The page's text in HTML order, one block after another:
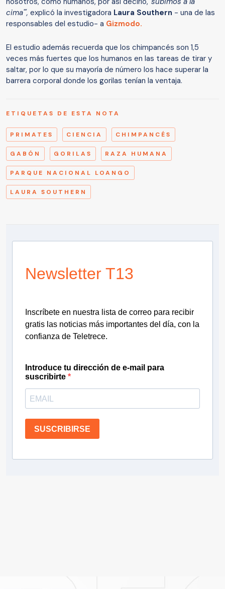
cima'", explicó la investigadora Laura Southern - una de las
responsables del estudio- a Gizmodo.
El estudio además recuerda que los chimpancés son 1,5
veces más fuertes que los humanos en las tareas de tirar y
saltar, por lo que su mayoría de número los hace superar la
barrera corporal donde los gorilas tenían la ventaja.
ETIQUETAS DE ESTA NOTA
PRIMATES CIENCIA CHIMPANCÉS
GABÓN GORILAS RAZA HUMANA
PARQUE NACIONAL LOANGO
LAURA SOUTHERN
Newsletter T13
Inscríbete en nuestra lista de correo para recibir
gratis las noticias más importantes del día, con la
confianza de Teletrece.
Introduce tu dirección de e-mail para
suscribirte
SUSCRIBIRSE